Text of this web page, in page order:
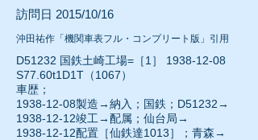
訪問日 2015/10/16
沖田祐作「機関車表フル・コンプリート版」引用
D51232 国鉄土崎工場=［1］ 1938-12-08
S77.60t1D1T（1067）
車歴；
1938-12-08製造→納入；国鉄；D51232→
1938-12-12竣工→配属；仙台局→
1938-12-12配置［仙鉄達1013］；青森→